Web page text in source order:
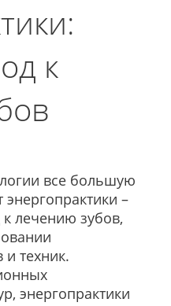
к
все большую
–
лечению зубов,
и техник.
энергопрактики